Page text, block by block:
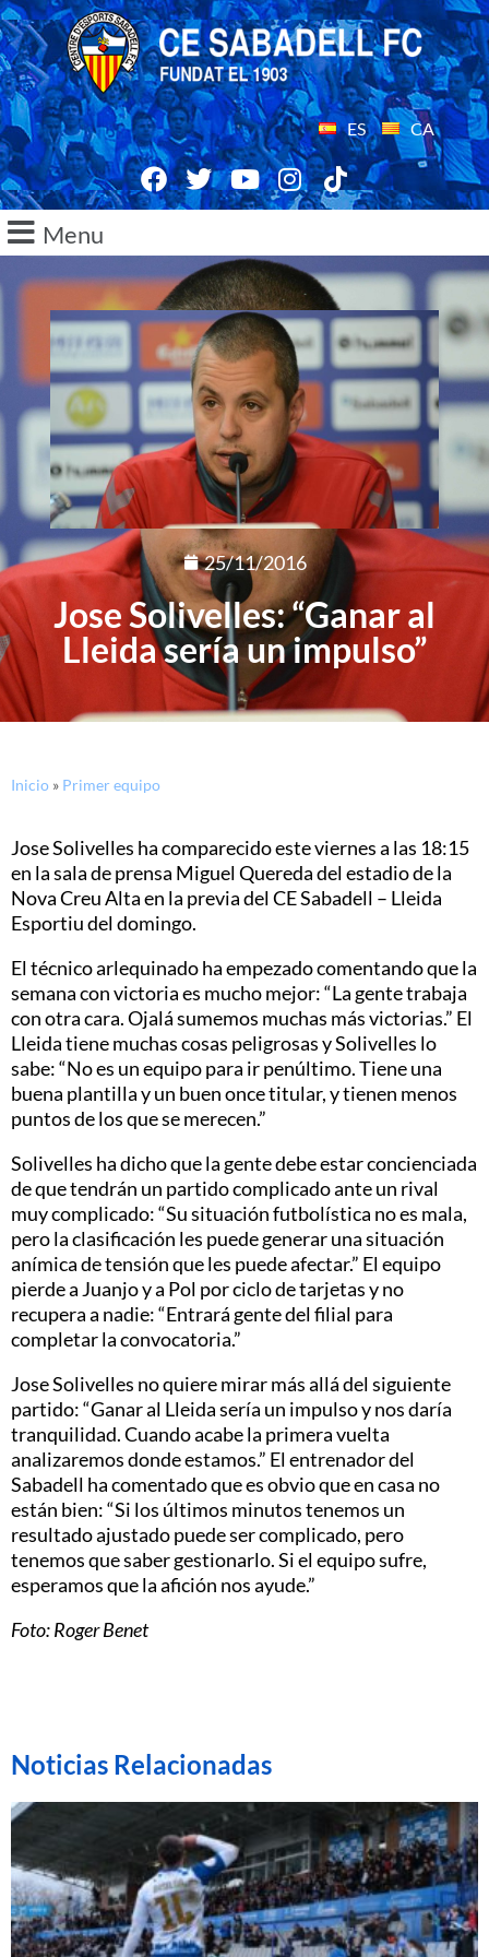
ES CA
Menu
25/11/2016
Jose Solivelles: “Ganar al
Lleida sería un impulso”
Inicio » Primer equipo
Jose Solivelles ha comparecido este viernes a las 18:15
en la sala de prensa Miguel Quereda del estadio de la
Nova Creu Alta en la previa del CE Sabadell – Lleida
Esportiu del domingo.
El técnico arlequinado ha empezado comentando que la
semana con victoria es mucho mejor: “La gente trabaja
con otra cara. Ojalá sumemos muchas más victorias.” El
Lleida tiene muchas cosas peligrosas y Solivelles lo
sabe: “No es un equipo para ir penúltimo. Tiene una
buena plantilla y un buen once titular, y tienen menos
puntos de los que se merecen.”
Solivelles ha dicho que la gente debe estar concienciada
de que tendrán un partido complicado ante un rival
muy complicado: “Su situación futbolística no es mala,
pero la clasificación les puede generar una situación
anímica de tensión que les puede afectar.” El equipo
pierde a Juanjo y a Pol por ciclo de tarjetas y no
recupera a nadie: “Entrará gente del filial para
completar la convocatoria.”
Jose Solivelles no quiere mirar más allá del siguiente
partido: “Ganar al Lleida sería un impulso y nos daría
tranquilidad. Cuando acabe la primera vuelta
analizaremos donde estamos.” El entrenador del
Sabadell ha comentado que es obvio que en casa no
están bien: “Si los últimos minutos tenemos un
resultado ajustado puede ser complicado, pero
tenemos que saber gestionarlo. Si el equipo sufre,
esperamos que la afición nos ayude.”
Foto: Roger Benet
Noticias Relacionadas